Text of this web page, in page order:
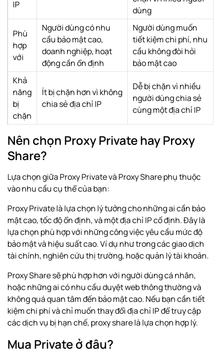
IP
dùng
Phù
hợp
với
Người dùng có nhu
cầu bảo mật cao,
doanh nghiệp, hoạt
động cần ổn định
Người dùng muốn
tiết kiệm chi phí, nhu
cầu không đòi hỏi
bảo mật cao
Khả
năng
bị
chặn
Ít bị chặn hơn vì không
chia sẻ địa chỉ IP
Dễ bị chặn vì nhiều
người dùng chia sẻ
cùng một địa chỉ IP
Nên chọn Proxy Private hay Proxy
Share?
Lựa chọn giữa Proxy Private và Proxy Share phụ thuộc
vào nhu cầu cụ thể của bạn:
Proxy Private là lựa chọn lý tưởng cho những ai cần bảo
mật cao, tốc độ ổn định, và một địa chỉ IP cố định. Đây là
lựa chọn phù hợp với những công việc yêu cầu mức độ
bảo mật và hiệu suất cao. Ví dụ như trong các giao dịch
tài chính, nghiên cứu thị trường, hoặc quản lý tài khoản.
Proxy Share sẽ phù hợp hơn với người dùng cá nhân,
hoặc những ai có nhu cầu duyệt web thông thường và
không quá quan tâm đến bảo mật cao. Nếu bạn cần tiết
kiệm chi phí và chỉ muốn thay đổi địa chỉ IP để truy cập
các dịch vụ bị hạn chế, proxy share là lựa chọn hợp lý.
Mua Private ở đâu?